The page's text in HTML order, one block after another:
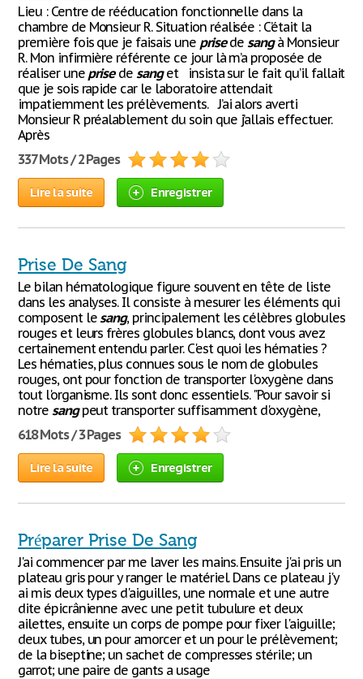
Lieu : Centre de rééducation fonctionnelle dans la
chambre de Monsieur R. Situation réalisée : C’était la
première fois que je faisais une prisedesangà Monsieur
R. Mon infirmière référente ce jour là m’a proposée de
réaliser une prisedesanget insista sur le fait qu’il fallait
que je sois rapide car le laboratoire attendait
impatiemment les prélèvements. J’ai alors averti
Monsieur R préalablement du soin que j’allais effectuer.
Après
337 Mots / 2 Pages
Lire la suite Enregistrer
Prise De Sang
Le bilan hématologique figure souvent en tête de liste
dans les analyses. Il consiste à mesurer les éléments qui
composent lesang, principalement les célèbres globules
rouges et leurs frères globules blancs, dont vous avez
certainement entendu parler. C'est quoi les hématies ?
Les hématies, plus connues sous le nom de globules
rouges, ont pour fonction de transporter l'oxygène dans
tout l'organisme. Ils sont donc essentiels. "Pour savoir si
notre sangpeut transporter suffisamment d'oxygène,
618 Mots / 3 Pages
Lire la suite Enregistrer
Préparer Prise De Sang
J'ai commencer par me laver les mains. Ensuite j'ai pris un
plateau gris pour y ranger le matériel. Dans ce plateau j'y
ai mis deux types d'aiguilles, une normale et une autre
dite épicrânienne avec une petit tubulure et deux
ailettes, ensuite un corps de pompe pour fixer l'aiguille;
deux tubes, un pour amorcer et un pour le prélèvement;
de la biseptine; un sachet de compresses stérile; un
garrot; une paire de gants a usage